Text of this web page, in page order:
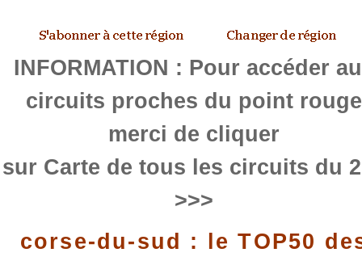
INFORMATION : Pour accéder
circuits proches du point rouge
merci de cliquer
sur Carte de tous les circuits du
>>>
corse-du-sud : le TOP50